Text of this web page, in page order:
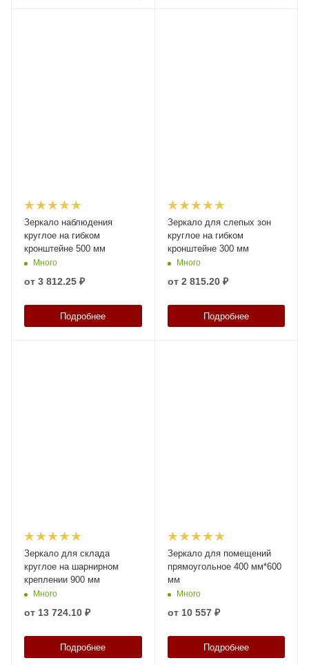
Зеркало наблюдения
круглое на гибком
кронштейне 500 мм
Много
от 3 812.25 ₽
Подробнее
Зеркало для слепых зон
круглое на гибком
кронштейне 300 мм
Много
от 2 815.20 ₽
Подробнее
Зеркало для склада
круглое на шарнирном
креплении 900 мм
Много
от 13 724.10 ₽
Подробнее
Зеркало для помещений
прямоугольное 400 мм*600
мм
Много
от 10 557 ₽
Подробнее